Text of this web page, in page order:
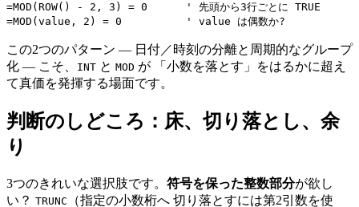
=MOD(ROW() - 2, 3) = 0      ' 先頭から3行ごとに TRUE
この2つのパターン — 日付／時刻の分離と周期的なグループ
化 — こそ、
INT と MOD が 「小数を落とす」をはるかに超え
て真価を発揮する場面です。
判断のしどころ：床、切り落とし、余
り
3つのきれいな選択肢です。 符号を保った整数部分が欲し
い？ TRUNC
（指定の小数桁へ 切り落とすには第2引数を使